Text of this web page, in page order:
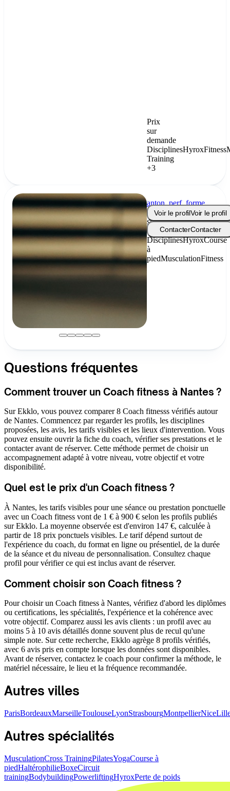
Prix
sur
demande
DisciplinesHyroxFitness
Training
+3
anton_perf_forme
Prix
sur
demande
DisciplinesHyroxCourse
à
piedMusculationFitness
Voir le profilVoir le profil
ContacterContacter
Questions fréquentes
Comment trouver un Coach fitness à Nantes ?
Sur Ekklo, vous pouvez comparer 8 Coach fitnesss vérifiés autour
de Nantes. Commencez par regarder les profils, les disciplines
proposées, les avis, les tarifs visibles et les lieux d'intervention. Vous
pouvez ensuite ouvrir la fiche du coach, vérifier ses prestations et le
contacter avant de réserver. Cette méthode permet de choisir un
accompagnement adapté à votre niveau, votre objectif et votre
disponibilité.
Quel est le prix d'un Coach fitness ?
À Nantes, les tarifs visibles pour une séance ou prestation ponctuelle
avec un Coach fitness vont de 1 € à 900 € selon les profils publiés
sur Ekklo. La moyenne observée est d'environ 147 €, calculée à
partir de 18 prix ponctuels visibles. Le tarif dépend surtout de
l'expérience du coach, du format en ligne ou présentiel, de la durée
de la séance et du niveau de personnalisation. Consultez chaque
profil pour vérifier ce qui est inclus avant de réserver.
Comment choisir son Coach fitness ?
Pour choisir un Coach fitness à Nantes, vérifiez d'abord les diplômes
ou certifications, les spécialités, l'expérience et la cohérence avec
votre objectif. Comparez aussi les avis clients : un profil avec au
moins 5 à 10 avis détaillés donne souvent plus de recul qu'une
simple note. Sur cette recherche, Ekklo agrège 8 profils vérifiés,
avec 6 avis pris en compte lorsque les données sont disponibles.
Avant de réserver, contactez le coach pour confirmer la méthode, le
matériel nécessaire, le lieu et la fréquence recommandée.
Autres villes
ParisBordeauxMarseilleToulouseLyonStrasbourgMontpellierNice
Autres spécialités
MusculationCross TrainingPilatesYogaCourse à
piedHaltérophilieBoxeCircuit
trainingBodybuildingPowerliftingHyroxPerte de poids